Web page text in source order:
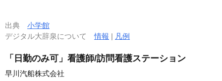
出典 小学館
デジタル大辞泉について情報 | 凡例
「日勤のみ可」看護師/訪問看護ステーション
早川汽船株式会社